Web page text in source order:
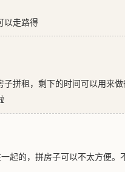
以走路得
子拼租，剩下的时间可以用来
起的，拼房子可以不太方便。